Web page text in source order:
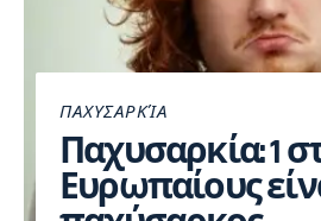
ΠΑΧΥΣΑΡΚΊΑ
Παχυσαρκία: 1
Ευρωπαίους